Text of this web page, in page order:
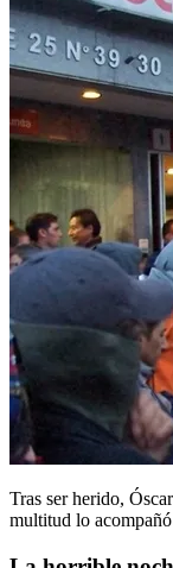
Tras ser herido,
multitud lo